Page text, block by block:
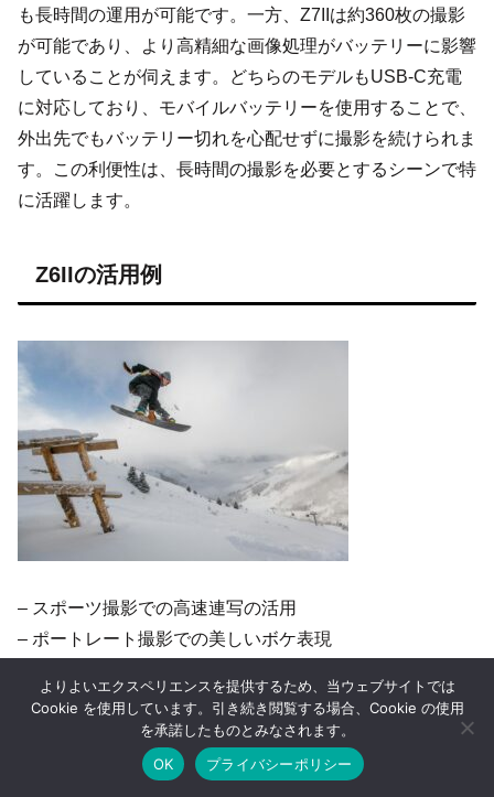
も長時間の運用が可能です。一方、Z7IIは約360枚の撮影
が可能であり、より高精細な画像処理がバッテリーに影響
していることが伺えます。どちらのモデルもUSB-C充電
に対応しており、モバイルバッテリーを使用することで、
外出先でもバッテリー切れを心配せずに撮影を続けられま
す。この利便性は、長時間の撮影を必要とするシーンで特
に活躍します。
Z6IIの活用例
– スポーツ撮影での高速連写の活用
– ポートレート撮影での美しいボケ表現
スポーツ撮影での高速連写の活用
シェア 目次へ トップ
よりよいエクスペリエンスを提供するため、当ウェブサイトでは
Cookie を使用しています。引き続き閲覧する場合、Cookie の使用
を承諾したものとみなされます。
OK
プライバシーポリシー